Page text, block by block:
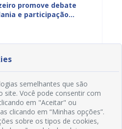
promove debate
e participação
e rurais
semelhantes que são
site. Você pode consentir com
em "Aceitar" ou
clicando em “Minhas opções”.
sobre os tipos de cookies,